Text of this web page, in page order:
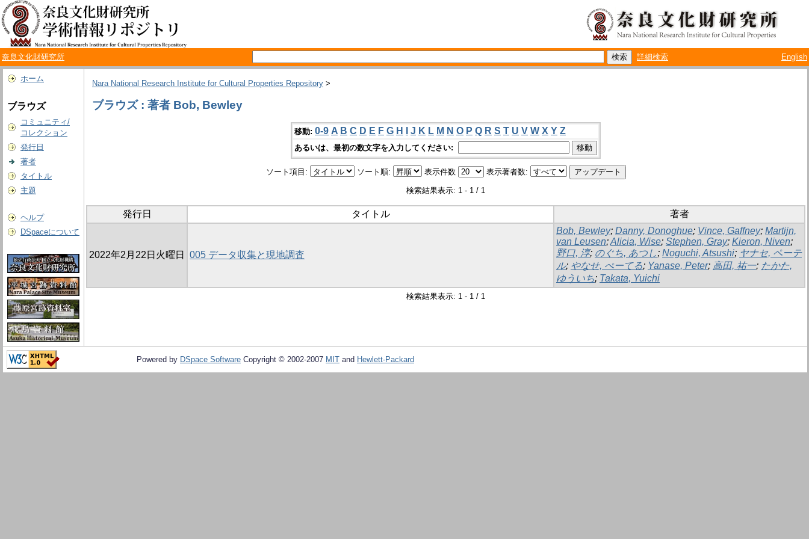
奈良文化財研究所 詳細検索 English
ホーム
ブラウズ
コミュニティ/
コレクション
発行日
著者
タイトル
主題
ヘルプ
DSpaceについて
Nara National Research Institute for Cultural Properties Repository >
ブラウズ : 著者 Bob, Bewley
移動: 0-9 A B C D E F G H J K L M N O P Q R S T U V W X Y Z
あるいは、最初の数文字を入力してください:
ソート項目: ソート順: 表示件数 表示著者数:
検索結果表示: 1 - 1 / 1
発行日 タイトル 著者
2022年2月22日火曜日 005 データ収集と現地調査
Bob, Bewley; Danny, Donoghue; Vince, Gaffney; Martijn,
van Leusen;Alicia, Wise; Stephen, Gray; Kieron, Niven;
野口, 淳; のぐち, あつし; Noguchi, Atsushi; ヤナセ, ペーテ
ル; やなせ, ぺーてる; Yanase, Peter; 高田, 祐一; たかた,
ゆういち; Takata, Yuichi
検索結果表示: 1 - 1 / 1
Powered by DSpace Software Copyright © 2002-2007 MIT and Hewlett-Packard